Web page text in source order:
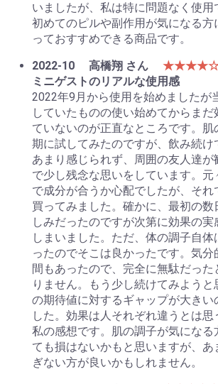
いましたが、私は特に問題なく使用
初めてのピルや副作用が気になる方
っておすすめできる商品です。
2022-10
高橋翔 さん
ミニゲストのリアルな使用感
2022年9月から使用を始めましたが
していたものの使い始めてからまだ
ていないのが正直なところです。肌
期に試してみたのですが、飲み続け
あまり感じられず、周囲の友人達が
で少し残念な思いをしています。元
で成分が合うか心配でしたが、それ
買ってみました。確かに、最初の数
しみだったのですが次第に効果の実
しまいました。ただ、体の調子自
ったのでそこは良かったです。気
間もあったので、完全に無駄だった
りません。もう少し続けてみようと
の期待値に対するギャップが大きい
した。効果は人それぞれ違うとは
私の感想です。肌の調子が気になる
ても損はないかもと思いますが、あ
ぎない方が良いかもしれません。